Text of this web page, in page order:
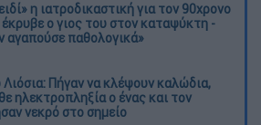
η ιατροδικαστική για τον 90χρονο
ο γιος του στον καταψύκτη -
αγαπούσε παθολογικά»
Πήγαν να κλέψουν καλώδια,
ηλεκτροπληξία ο ένας και τον
νεκρό στο σημείο